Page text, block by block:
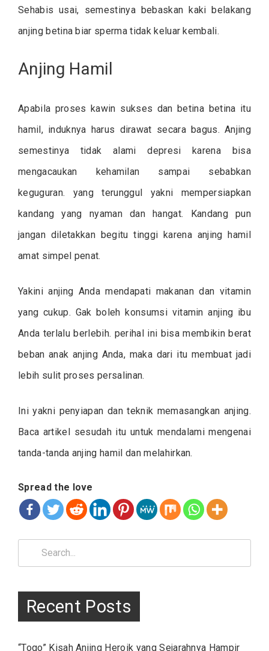
Sehabis usai, semestinya bebaskan kaki belakang
anjing betina biar sperma tidak keluar kembali.
Anjing Hamil
Apabila proses kawin sukses dan betina betina itu
hamil, induknya harus dirawat secara bagus. Anjing
semestinya tidak alami depresi karena bisa
mengacaukan kehamilan sampai sebabkan
keguguran. yang terunggul yakni mempersiapkan
kandang yang nyaman dan hangat. Kandang pun
jangan diletakkan begitu tinggi karena anjing hamil
amat simpel penat.
Yakini anjing Anda mendapati makanan dan vitamin
yang cukup. Gak boleh konsumsi vitamin anjing ibu
Anda terlalu berlebih. perihal ini bisa membikin berat
beban anak anjing Anda, maka dari itu membuat jadi
lebih sulit proses persalinan.
Ini yakni penyiapan dan teknik memasangkan anjing.
Baca artikel sesudah itu untuk mendalami mengenai
tanda-tanda anjing hamil dan melahirkan.
Spread the love
Recent Posts
“Togo” Kisah Anjing Heroik yang Sejarahnya Hampir